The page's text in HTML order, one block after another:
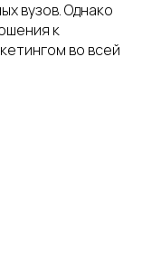
вузов. Однако
к
во всей